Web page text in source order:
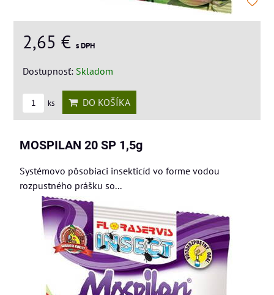
2,65 € s DPH
Dostupnosť: Skladom
ks DO KOŠÍKA
MOSPILAN 20 SP 1,5g
Systémovo pôsobiaci insekticíd vo forme vodou
rozpustného prášku so...